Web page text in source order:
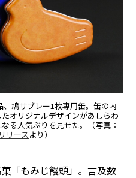
鳩サブレー1枚専用缶。缶の内
オリジナルデザインがあしらわ
る人気ぶりを見せた。（写真：
リースより）
「もみじ饅頭」。言及数